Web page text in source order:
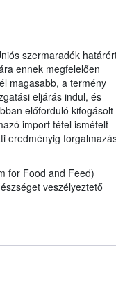
szermaradék
ennek megfelelően
magasabb, a termény
eljárás indul, és
előforduló kifogásolt
import tétel ismételt
eredményig
for Food and Feed)
veszélyeztető